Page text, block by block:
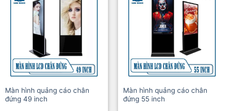
Màn hình quảng cáo chân
đứng 49 inch
Màn hình quảng cáo chân
đứng 55 inch